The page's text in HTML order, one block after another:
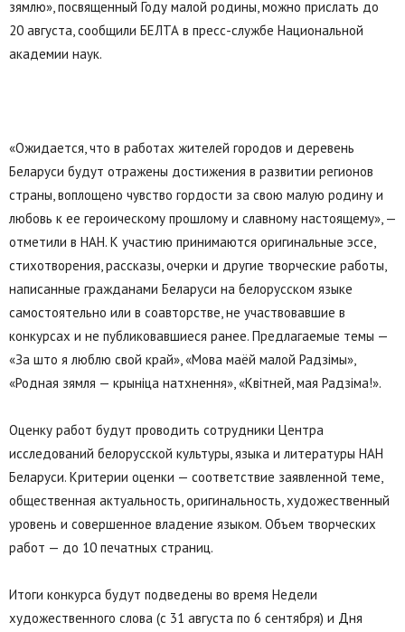
зямлю», посвященный Году малой родины, можно прислать до
20 августа, сообщили БЕЛТА в пресс-службе Национальной
академии наук.
«Ожидается, что в работах жителей городов и деревень
Беларуси будут отражены достижения в развитии регионов
страны, воплощено чувство гордости за свою малую родину и
любовь к ее героическому прошлому и славному настоящему», —
отметили в НАН. К участию принимаются оригинальные эссе,
стихотворения, рассказы, очерки и другие творческие работы,
написанные гражданами Беларуси на белорусском языке
самостоятельно или в соавторстве, не участвовавшие в
конкурсах и не публиковавшиеся ранее. Предлагаемые темы —
«За што я люблю свой край», «Мова маёй малой Радзімы»,
«Родная зямля — крыніца натхнення», «Квітней, мая Радзіма!».
Оценку работ будут проводить сотрудники Центра
исследований белорусской культуры, языка и литературы НАН
Беларуси. Критерии оценки — соответствие заявленной теме,
общественная актуальность, оригинальность, художественный
уровень и совершенное владение языком. Объем творческих
работ — до 10 печатных страниц.
Итоги конкурса будут подведены во время Недели
художественного слова (с 31 августа по 6 сентября) и Дня